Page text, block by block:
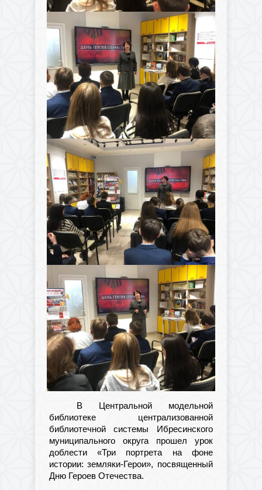
В Центральной модельной
библиотеке централизованной
библиотечной системы Ибресинского
муниципального округа прошел урок
доблести «Три портрета на фоне
истории: земляки-Герои», посвященный
Дню Героев Отечества.